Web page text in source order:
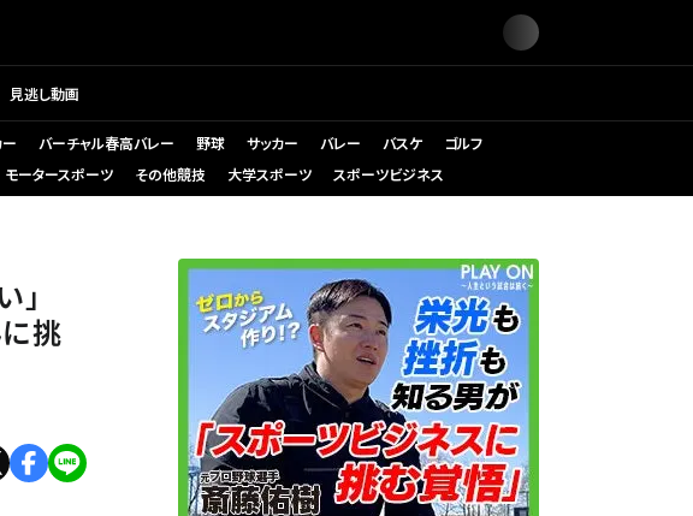
見逃し動画
バーチャル春高バレー 野球 サッカー バレー バスケ
ゴルフ
モータースポーツ その他競技 大学スポーツ スポーツビジネス
」
挑